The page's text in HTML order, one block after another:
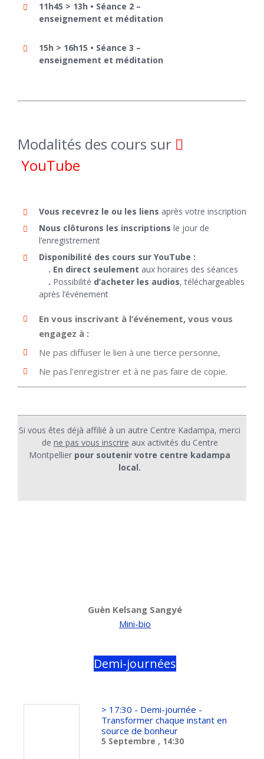
11h45 > 13h • Séance 2 –
enseignement et méditation
15h > 16h15 • Séance 3 –
enseignement et méditation
Modalités des cours sur
YouTube
Vous recevrez le ou les liens après votre inscription
Nous clôturons les inscriptions le jour de
l’enregistrement
Disponibilité des cours sur YouTube :
. En direct seulement aux horaires des séances
. Possibilité d’acheter les audios, téléchargeables
après l’événement
En vous inscrivant à l’événement, vous vous
engagez à :
Ne pas diffuser le lien à une tierce personne,
Ne pas l’enregistrer et à ne pas faire de copie.
Si vous êtes déjà affilié à un autre Centre Kadampa, merci
de ne pas vous inscrire aux activités du Centre
Montpellier pour soutenir votre centre kadampa
local.
Guèn Kelsang Sangyé
Mini-bio
Demi-journées
> 17:30 - Demi-journée -
Transformer chaque instant en
source de bonheur
5 Septembre , 14:30